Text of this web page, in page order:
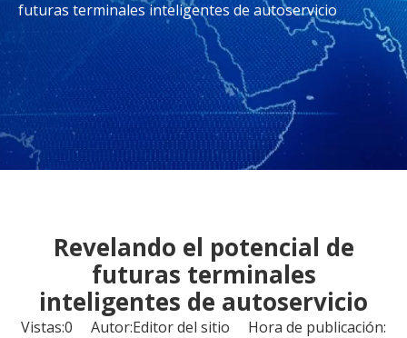
futuras terminales inteligentes de autoservicio
Revelando el potencial de
futuras terminales
inteligentes de autoservicio
Vistas:0 Autor:Editor del sitio Hora de publicación: